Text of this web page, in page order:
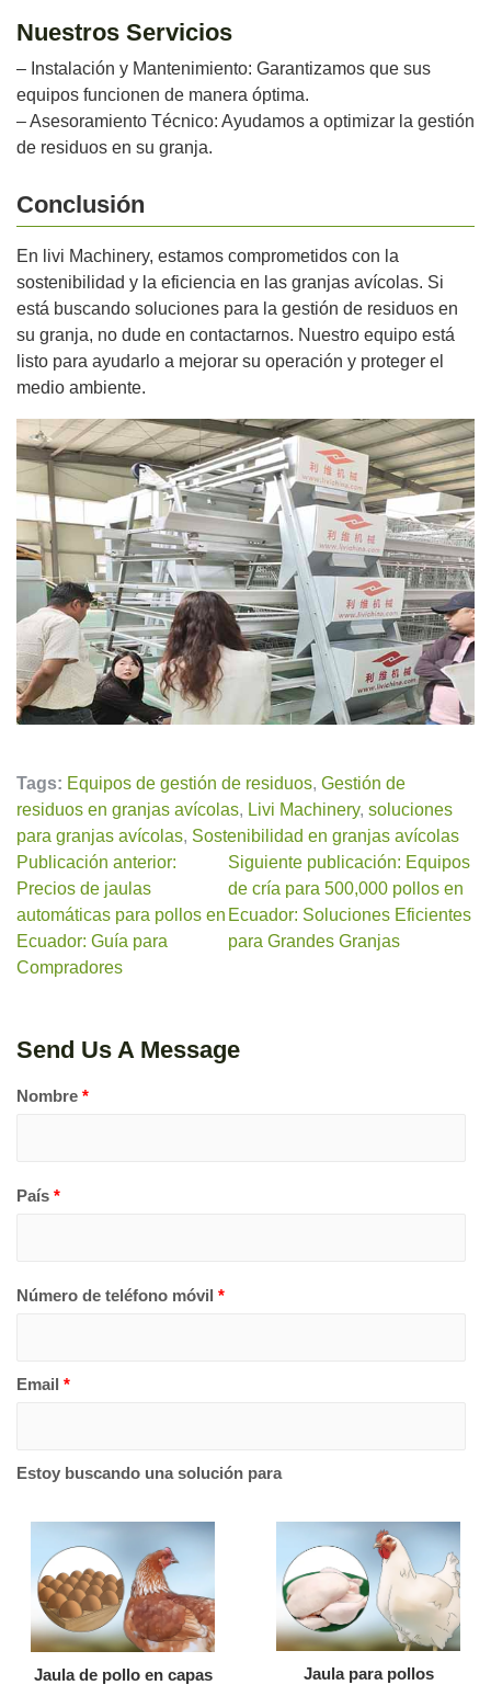
Nuestros Servicios
– Instalación y Mantenimiento: Garantizamos que sus
equipos funcionen de manera óptima.
– Asesoramiento Técnico: Ayudamos a optimizar la gestión
de residuos en su granja.
Conclusión
En livi Machinery, estamos comprometidos con la
sostenibilidad y la eficiencia en las granjas avícolas. Si
está buscando soluciones para la gestión de residuos en
su granja, no dude en contactarnos. Nuestro equipo está
listo para ayudarlo a mejorar su operación y proteger el
medio ambiente.
Tags: Equipos de gestión de residuos, Gestión de
residuos en granjas avícolas, Livi Machinery, soluciones
para granjas avícolas, Sostenibilidad en granjas avícolas
Publicación anterior:
Precios de jaulas
automáticas para pollos en
Ecuador: Guía para
Compradores
Siguiente publicación: Equipos
de cría para 500,000 pollos en
Ecuador: Soluciones Eficientes
para Grandes Granjas
Send Us A Message
Nombre *
País *
Número de teléfono móvil *
Email *
Estoy buscando una solución para
Jaula de pollo en capas
Jaula para pollos